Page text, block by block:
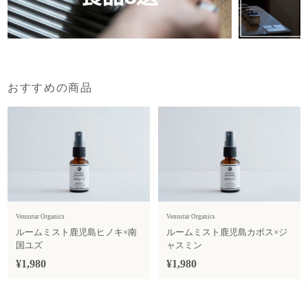
おすすめの商品
Venustar Organics
ルームミスト鹿児島ヒノキ×南
国ユズ
¥1,980
Venustar Organics
ルームミスト鹿児島カボス×ジ
ャスミン
¥1,980